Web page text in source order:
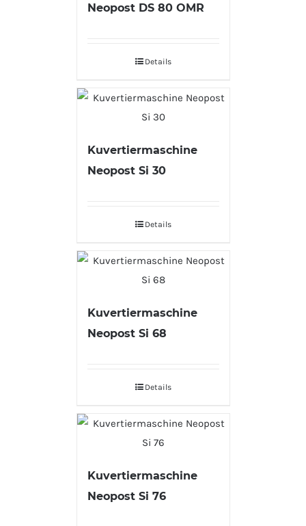
Neopost DS 80 OMR
Details
Kuvertiermaschine
Neopost Si 30
Details
Kuvertiermaschine
Neopost Si 68
Details
Kuvertiermaschine
Neopost Si 76